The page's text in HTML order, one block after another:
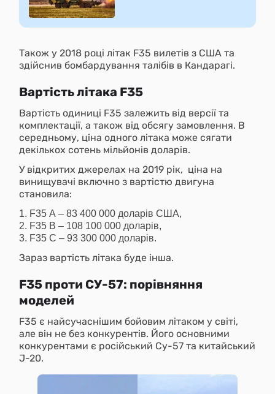
Також у 2018 році літак F35 вилетів з США та
здійснив бомбардування талібів в Кандарагі.
Вартість літака F35
Вартість одиниці F35 залежить від версії та
комплектації, а також від обсягу замовлення. В
середньому, ціна одного літака може сягати
декількох сотень мільйонів доларів.
У відкритих джерелах на 2019 рік, ціна на
винищувачі включно з вартістю двигуна
становила:
F35 А – 83 400 000 доларів США,
F35 В – 108 100 000 доларів,
F35 С – 93 300 000 доларів.
Зараз вартість літака буде інша.
F35 проти СУ-57: порівняння
моделей
F35 є найсучаснішим бойовим літаком у світі,
але він не без конкурентів. Його основними
конкурентами є російський Су-57 та китайський
J-20.